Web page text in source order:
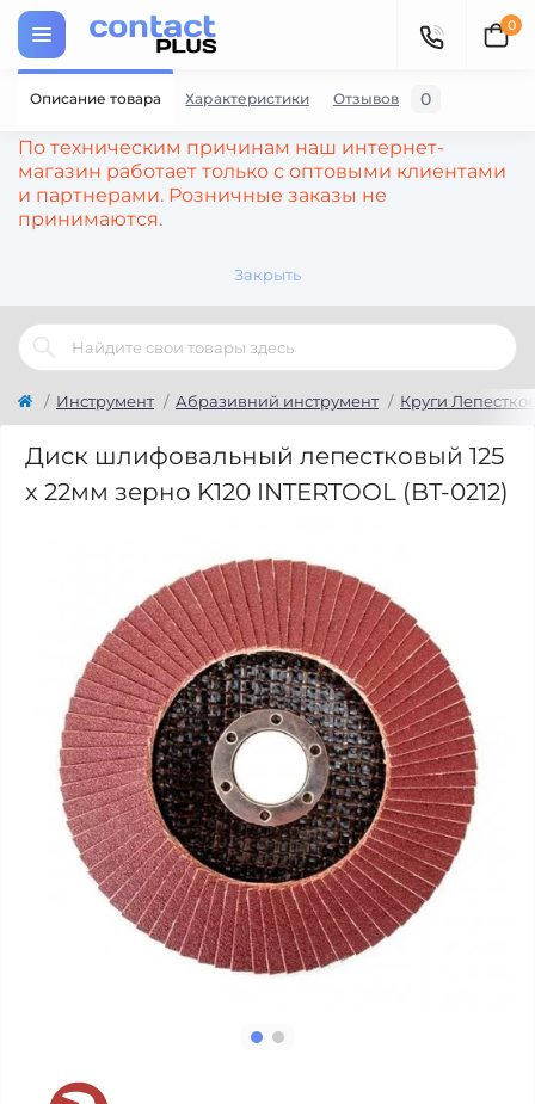
По техническим причинам наш интернет-
магазин работает только с оптовыми клиентами
и партнерами. Розничные заказы не
принимаются.
Закрыть
0
Инструмент Абразивний инструмент Круги
Диск шлифовальный лепестковый 125
x 22мм зерно K120 INTERTOOL (BT-0212)
Описание товара Характеристики Отзывов 0